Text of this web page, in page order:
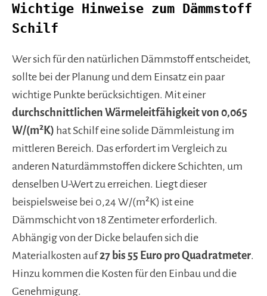
Wichtige Hinweise zum Dämmstoff
Schilf
Wer sich für den natürlichen Dämmstoff entscheidet,
sollte bei der Planung und dem Einsatz ein paar
wichtige Punkte berücksichtigen. Mit einer
durchschnittlichen Wärmeleitfähigkeit von 0,065
W/(m²K) hat Schilf eine solide Dämmleistung im
mittleren Bereich. Das erfordert im Vergleich zu
anderen Naturdämmstoffen dickere Schichten, um
denselben U-Wert zu erreichen. Liegt dieser
beispielsweise bei 0,24 W/(m²K) ist eine
Dämmschicht von 18 Zentimeter erforderlich.
Abhängig von der Dicke belaufen sich die
Materialkosten auf27 bis 55 Euro pro Quadratmeter.
Hinzu kommen die Kosten für den Einbau und die
Genehmigung.